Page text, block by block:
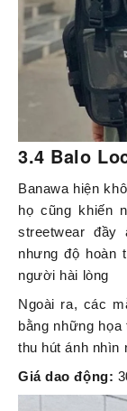
3.4 Balo
Banawa hiện
họ cũng khiến
streetwear
nhưng độ hoàn
người hài lòng
Ngoài ra, các
bằng những
thu hút ánh nhìn
Giá dao động: